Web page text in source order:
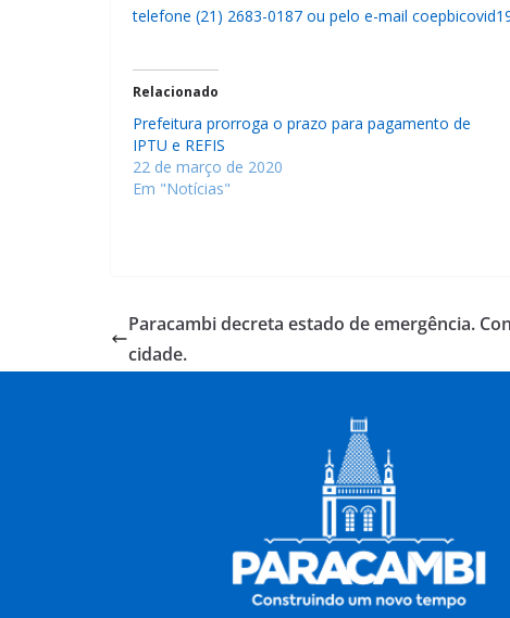
telefone (21) 2683-0187 ou pelo e-mail
Relacionado
Prefeitura prorroga o prazo para pagamento de
IPTU e REFIS
22 de março de 2020
Em "Notícias"
Paracambi decreta estado de emergência.
cidade.